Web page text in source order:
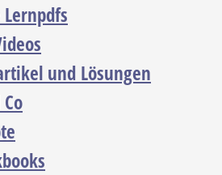
und Lösungen